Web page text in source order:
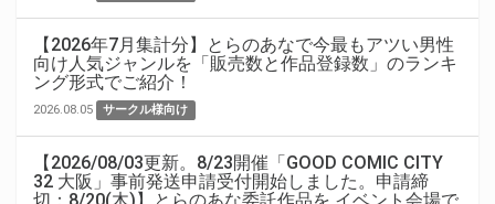
【2026年7月集計分】とらのあなで今最もアツい男性
向け人気ジャンルを「販売数と作品登録数」のランキ
ング形式でご紹介！
2026.08.05 サークル様向け
【2026/08/03更新。8/23開催「GOOD COMIC CITY
32 大阪」事前発送申請受付開始しました。申請締